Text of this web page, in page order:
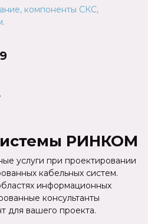
РИНКОМ
услуги при проектировании
кабельных систем.
информационных
консультанты
для вашего проекта.